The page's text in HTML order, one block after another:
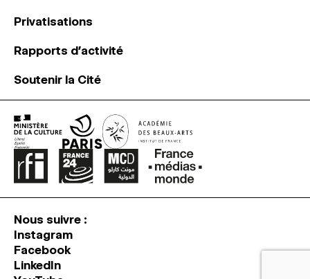
Privatisations
Rapports d’activité
Soutenir la Cité
Nous suivre :
Instagram
Facebook
LinkedIn